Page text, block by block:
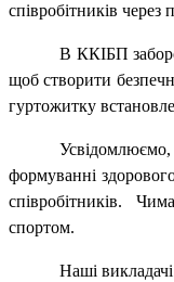
співробітників
В ККІБП
щоб створити
гуртожитку
формуванні
співробітників.
спортом.
Наші